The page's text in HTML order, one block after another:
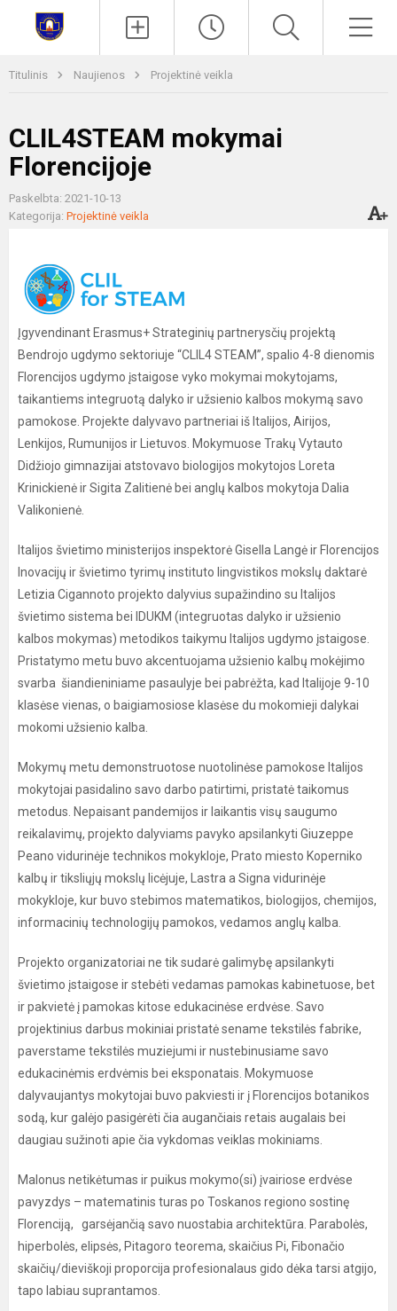
Titulinis Naujienos Projektinė veikla
CLIL4STEAM mokymai
Florencijoje
Paskelbta: 2021-10-13
Kategorija: Projektinė veikla
Įgyvendinant Erasmus+ Strateginių partnerysčių projektą
Bendrojo ugdymo sektoriuje “CLIL4 STEAM”, spalio 4-8 dienomis
Florencijos ugdymo įstaigose vyko mokymai mokytojams,
taikantiems integruotą dalyko ir užsienio kalbos mokymą savo
pamokose. Projekte dalyvavo partneriai iš Italijos, Airijos,
Lenkijos, Rumunijos ir Lietuvos. Mokymuose Trakų Vytauto
Didžiojo gimnazijai atstovavo biologijos mokytojos Loreta
Krinickienė ir Sigita Zalitienė bei anglų kalbos mokytoja Dalia
Valikonienė.
Italijos švietimo ministerijos inspektorė Gisella Langė ir Florencijos
Inovacijų ir švietimo tyrimų instituto lingvistikos mokslų daktarė
Letizia Cigannoto projekto dalyvius supažindino su Italijos
švietimo sistema bei IDUKM (integruotas dalyko ir užsienio
kalbos mokymas) metodikos taikymu Italijos ugdymo įstaigose.
Pristatymo metu buvo akcentuojama užsienio kalbų mokėjimo
svarba šiandieniniame pasaulyje bei pabrėžta, kad Italijoje 9-10
klasėse vienas, o baigiamosiose klasėse du mokomieji dalykai
mokomi užsienio kalba.
Mokymų metu demonstruotose nuotolinėse pamokose Italijos
mokytojai pasidalino savo darbo patirtimi, pristatė taikomus
metodus. Nepaisant pandemijos ir laikantis visų saugumo
reikalavimų, projekto dalyviams pavyko apsilankyti Giuzeppe
Peano vidurinėje technikos mokykloje, Prato miesto Koperniko
kalbų ir tiksliųjų mokslų licėjuje, Lastra a Signa vidurinėje
mokykloje, kur buvo stebimos matematikos, biologijos, chemijos,
informacinių technologijų pamokos, vedamos anglų kalba.
Projekto organizatoriai ne tik sudarė galimybę apsilankyti
švietimo įstaigose ir stebėti vedamas pamokas kabinetuose, bet
ir pakvietė į pamokas kitose edukacinėse erdvėse. Savo
projektinius darbus mokiniai pristatė sename tekstilės fabrike,
paverstame tekstilės muziejumi ir nustebinusiame savo
edukacinėmis erdvėmis bei eksponatais. Mokymuose
dalyvaujantys mokytojai buvo pakviesti ir į Florencijos botanikos
sodą, kur galėjo pasigėrėti čia augančiais retais augalais bei
daugiau sužinoti apie čia vykdomas veiklas mokiniams.
Malonus netikėtumas ir puikus mokymo(si) įvairiose erdvėse
pavyzdys – matematinis turas po Toskanos regiono sostinę
Florenciją, garsėjančią savo nuostabia architektūra. Parabolės,
hiperbolės, elipsės, Pitagoro teorema, skaičius Pi, Fibonačio
skaičių/dieviškoji proporcija profesionalaus gido dėka tarsi atgijo,
tapo labiau suprantamos.